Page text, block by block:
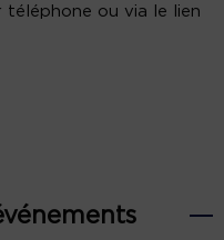
téléphone ou via le lien